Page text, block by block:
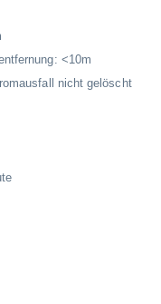
<10m
nicht gelöscht